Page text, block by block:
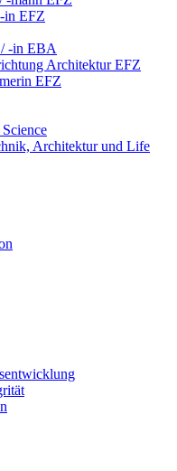
in EFZ
-in EBA
Architektur EFZ
EFZ
Architektur und Life